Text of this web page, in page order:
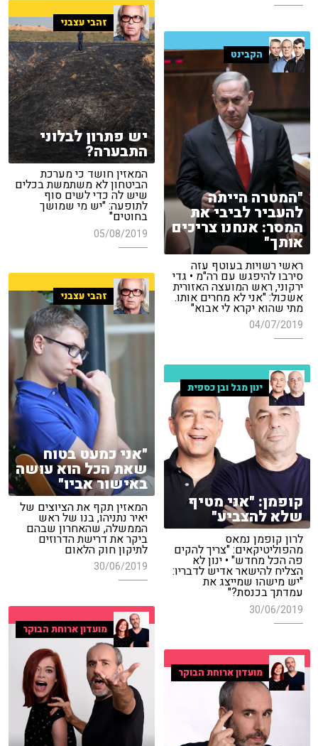
זהבי עצבני
יש פתרון לבלוני
התבערה?
המאזין חושד כי מערכת
הביטחון לא משתמשת בכלים
שיש לה כדי לשים סוף
לתופעה: "יש מי שמושך
בחוטים"
05/08/2019
הקבינט
"המטרה הייתה
להעביר לביבי את
המסר: אנחנו צריכים
אותך"
ראשי רשויות בעוטף עזה
סירבו להיפגש עם רה"מ • גדי
ירקוני, ראש המועצה האזורית
אשכול: "אני לא מחרים אותו.
מתי שהוא יקרא לי אבוא"
04/07/2019
זהבי עצבני
"אני כמעט בטוח
שאת הכל הוא עושה
באישור אביו"
המאזין תקף את הציוצים של
יאיר נתניהו, בנו של ראש
הממשלה, שהאחרון שבהם
ביקר את דרישת הדרוזים
לתיקון חוק הלאום
30/06/2019
ינון מגל ובן כספית
קופמן: "אני מטיף
שלא להצביע"
לרון קופמן נמאס
מהפוליטיקאים: "צריך להקים
פה הכל מחדש" • ינון לא
הצליח להישאר אדיש לדבריו:
"יש מישהו שמייצג את
עמדתך בכנסת?"
30/06/2019
מועדון ארוחת הבוקר
מועדון ארוחת הבוקר